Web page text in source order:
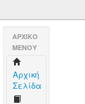
AΡΧΙΚΟ
ΜΕΝΟΥ
Aρχική
Σελίδα